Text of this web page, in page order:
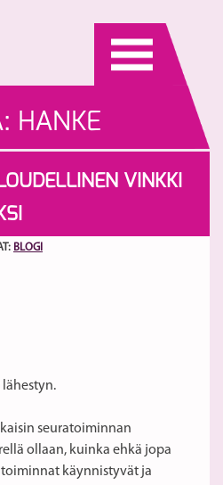
HANKE
VINKKI
BLOGI
seuratoiminnan
ollaan, kuinka ehkä jopa
käynnistyvät ja